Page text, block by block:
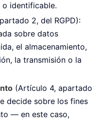
identificable.
2, del RGPD):
sobre datos
el almacenamiento,
la transmisión o la
(Artículo 4, apartado
decide sobre los fines
— en este caso,